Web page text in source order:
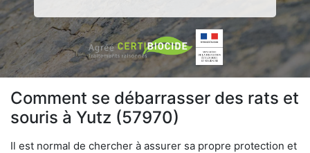
Comment se débarrasser des rats et
souris à Yutz (57970)
Il est normal de chercher à assurer sa propre protection et